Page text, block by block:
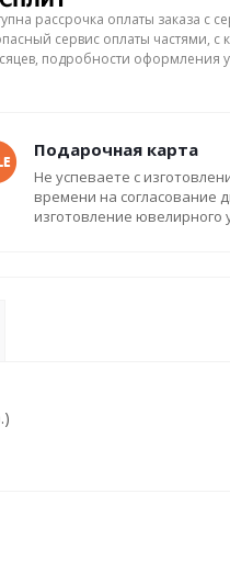
рассрочка оплаты заказа с
сервис оплаты частями,
подробности оформления
Подарочная карта
Не успеваете с
времени на согласование
изготовление ювелирного